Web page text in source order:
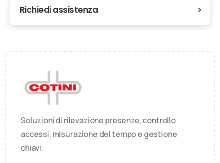
Richiedi assistenza
Soluzioni di rilevazione presenze, controllo
accessi, misurazione del tempo e gestione
chiavi.